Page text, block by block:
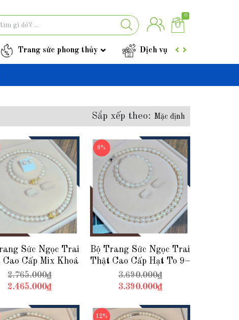
0
Trang sức phong thủy Dịch vụ
Sắp xếp theo: Mặc định
Sức Ngọc Trai
Cao Cấp Mix Khoá
Vàng Đính Ngọc
Trai Nổi Bật
2.765.000₫
2.465.000₫
8%
Bộ Trang Sức Ngọc Trai
Thật Cao Cấp Hạt To 9–
10mm Kiểu Trơn Đơn
Giản BTSNT225
3.690.000₫
3.390.000₫
12%